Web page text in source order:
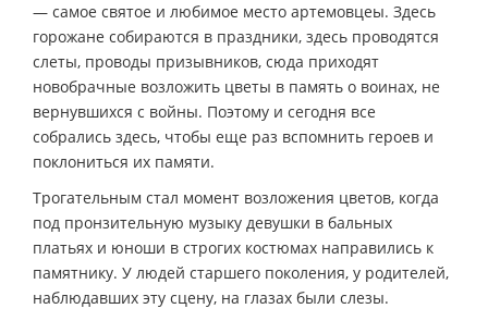
— самое святое и любимое место артемовцеы. Здесь
горожане собираются в праздники, здесь проводятся
слеты, проводы призывников, сюда приходят
новобрачные возложить цветы в память о воинах, не
вернувшихся с войны. Поэтому и сегодня все
собрались здесь, чтобы еще раз вспомнить героев и
поклониться их памяти.
Трогательным стал момент возложения цветов, когда
под пронзительную музыку девушки в бальных
платьях и юноши в строгих костюмах направились к
памятнику. У людей старшего поколения, у родителей,
наблюдавших эту сцену, на глазах были слезы.